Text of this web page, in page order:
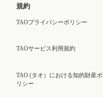
規約
TAOプライバシーポリシー
TAOサービス利用規約
TAO (タオ）における知的財産ポ
リシー